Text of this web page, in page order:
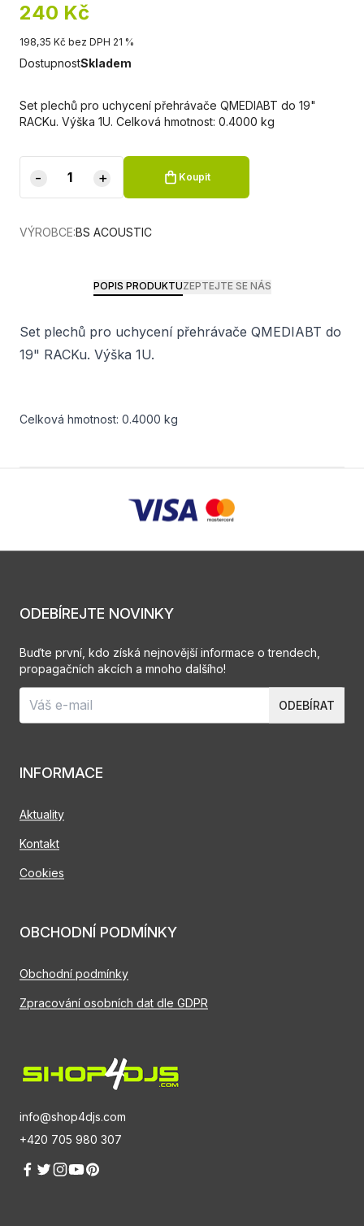
240 Kč
198,35 Kč bez DPH 21 %
DostupnostSkladem
Set plechů pro uchycení přehrávače QMEDIABT do 19"
RACKu. Výška 1U. Celková hmotnost: 0.4000 kg
- + Koupit
VÝROBCE:BS ACOUSTIC
POPIS PRODUKTUZEPTEJTE SE NÁS
Set plechů pro uchycení přehrávače QMEDIABT do
19" RACKu. Výška 1U.
Celková hmotnost: 0.4000 kg
info@shop4djs.com
+420 705 980 307
INFORMACE
Aktuality
Kontakt
Cookies
OBCHODNÍ PODMÍNKY
Obchodní podmínky
Zpracování osobních dat dle GDPR
ODEBÍREJTE NOVINKY
Buďte první, kdo získá nejnovější informace o trendech,
propagačních akcích a mnoho dalšího!
ODEBÍRAT